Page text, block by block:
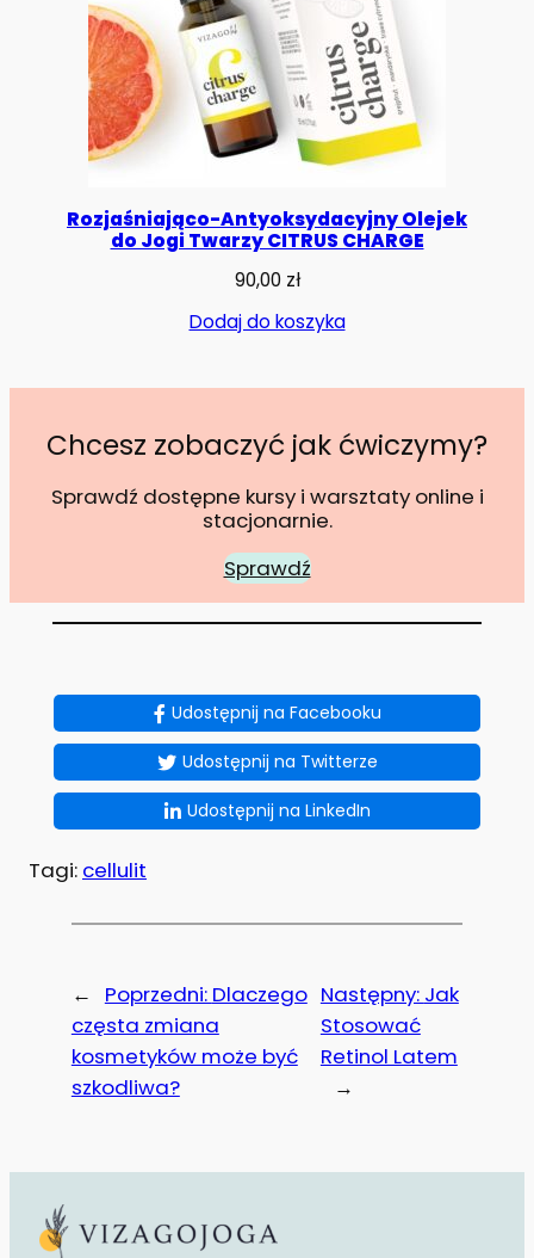
Rozjaśniająco-Antyoksydacyjny Olejek
do Jogi Twarzy CITRUS CHARGE
90,00 zł
Dodaj do koszyka
Chcesz zobaczyć jak ćwiczymy?
Sprawdź dostępne kursy i warsztaty online i
stacjonarnie.
Sprawdź
Udostępnij na Facebooku
Udostępnij na Twitterze
Udostępnij na LinkedIn
Tagi: cellulit
← Poprzedni: Dlaczego
częsta zmiana
kosmetyków może być
szkodliwa?
Następny: Jak
Stosować
Retinol Latem
→